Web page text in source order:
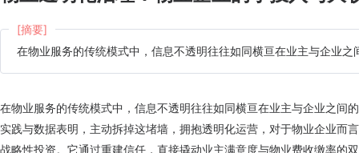
[摘要]
在物业服务的传统模式中，信息不透明往往如同横亘在业主与企业之
在物业服务的传统模式中，信息不透明往往如同横亘在业主与企业之间
实践与数据表明，主动拆掉这堵墙，拥抱透明化运营，对于物业企业而
战略性投资。它通过重建信任，直接撬动业主满意度与物业费收缴率的